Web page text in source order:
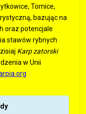
Tomice,
bazując na
oraz potencjale
stawów rybnych
Karp zatorski
w Unii